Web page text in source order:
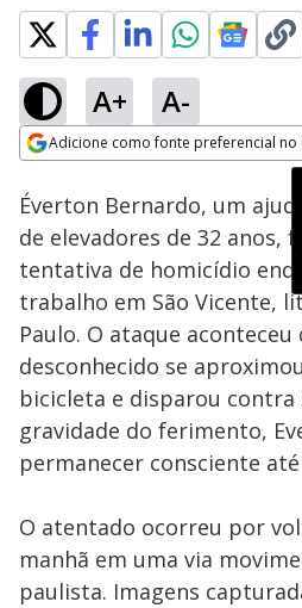
A+ A-
Adicione como fonte preferencial no
Ativar
Loaded
32.18%
Éverton Bernardo, um
de elevadores de 32 anos,
tentativa de homicídio
trabalho em São Vicente,
Paulo. O ataque
desconhecido se
bicicleta e disparou contra
gravidade do ferimento,
permanecer consciente
O atentado ocorreu por
manhã em uma via
paulista. Imagens